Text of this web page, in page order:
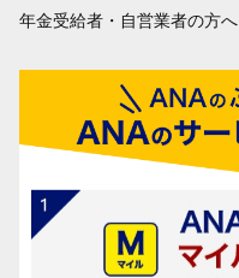
年金受給者・自営業者の方へ